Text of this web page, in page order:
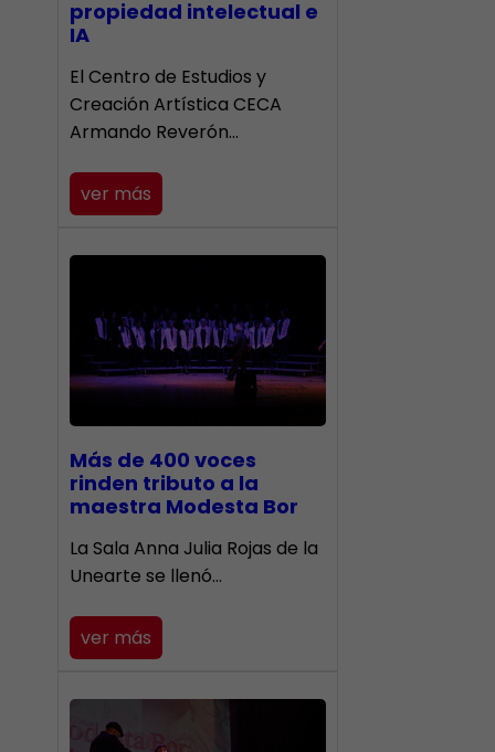
propiedad intelectual e
IA
El Centro de Estudios y
Creación Artística CECA
Armando Reverón…
ver más
Más de 400 voces
rinden tributo a la
maestra Modesta Bor
​La Sala Anna Julia Rojas de la
Unearte se llenó…
ver más